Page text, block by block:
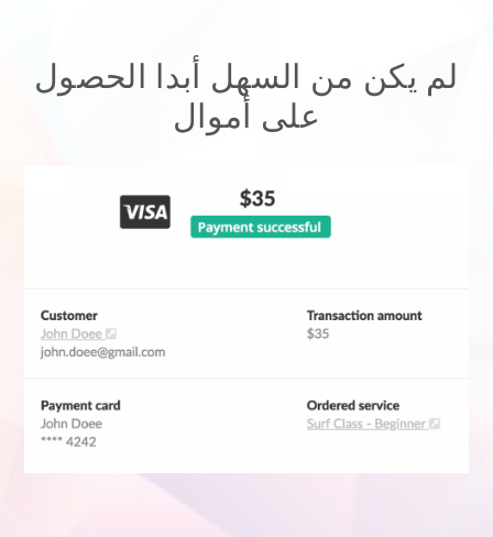
لم يكن من السهل أبدا الحصول
على أموال